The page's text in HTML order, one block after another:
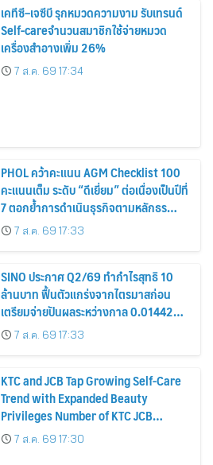
เคทีซี–เจซีบี รุกหมวดความงาม รับเทรนด์
Self-careจำนวนสมาชิกใช้จ่ายหมวด
เครื่องสำอางเพิ่ม 26%
7 ส.ค. 69 17:34
PHOL คว้าคะแนน AGM Checklist 100
คะแนนเต็ม ระดับ “ดีเยี่ยม” ต่อเนื่องเป็นปีที่
7 ตอกย้ำการดำเนินธุรกิจตามหลักธร
รมาภิบาล โปร่งใส สร้างความเชื่อมั่นผู้ถือ
หุ้น
7 ส.ค. 69 17:33
SINO ประกาศ Q2/69 ทำกำไรสุทธิ 10
ล้านบาท ฟื้นตัวแกร่งจากไตรมาสก่อน
เตรียมจ่ายปันผลระหว่างกาล 0.014423
บาทต่อหุ้น ครึ่งปีหลังมุ่งเติบโตต่อเนื่อง
7 ส.ค. 69 17:33
KTC and JCB Tap Growing Self-Care
Trend with Expanded Beauty
Privileges Number of KTC JCB
Cardmembers Spending on
Cosmetics Rises 26%
7 ส.ค. 69 17:30